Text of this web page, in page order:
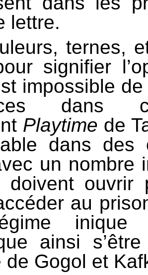
lettre.
ternes,
signifier
impossible
Playtime de
dans
un nombre
doivent
au
inique
ainsi
de Gogol et